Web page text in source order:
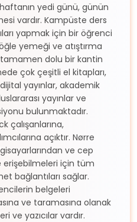
yedi günü, günün
vardır. Kampüste ders
yapmak için bir öğrenci
yemeği ve atıştırma
tamamen dolu bir kantin
çok çeşitli el kitapları,
yayınlar, akademik
yayınlar ve
bulunmaktadır.
çalışanlarına,
açıktır. Nørre
ve cep
için tüm
bağlantıları sağlar.
belgeleri
ve taramasına olanak
ve yazıcılar vardır.